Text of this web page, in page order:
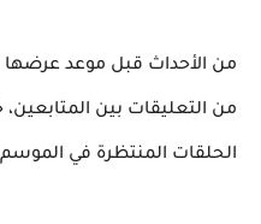
من الأحداث قبل موعد
من التعليقات بين
الحلقات المنتظرة في